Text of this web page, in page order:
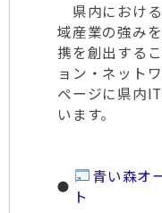
県内におけ
域産業の強み
携を創出する
ョン・ネット
ページに県内
います。
青い森オ
ト